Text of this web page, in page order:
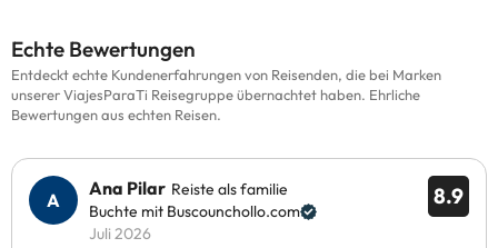
Echte Bewertungen
Entdeckt echte Kundenerfahrungen von Reisenden, die bei Marken
unserer ViajesParaTi Reisegruppe übernachtet haben. Ehrliche
Bewertungen aus echten Reisen.
8.9
Ana Pilar Reiste als familie
Buchte mit Buscounchollo.com
Juli 2026